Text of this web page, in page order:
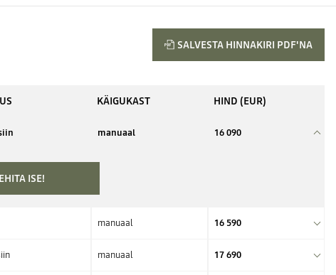
SALVESTA HINNAKIRI PDF'NA
KÄIGUKAST HIND (EUR)
manuaal 16 090
EHITA ISE!
manuaal 16 590
manuaal 17 690